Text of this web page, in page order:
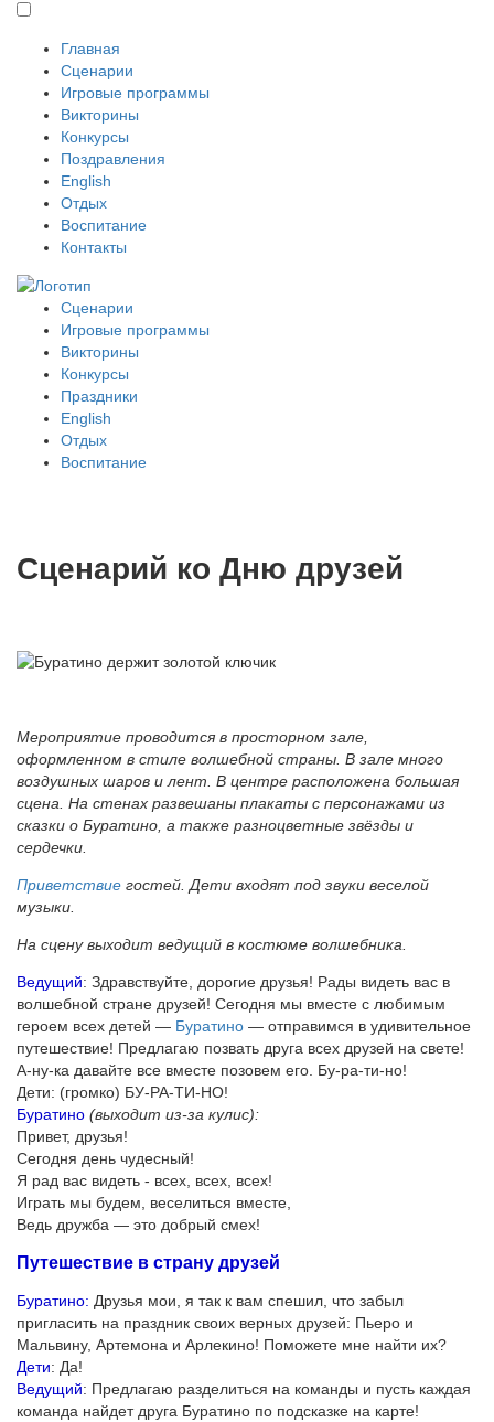
Главная
Сценарии
Игровые программы
Викторины
Конкурсы
Поздравления
English
Отдых
Воспитание
Контакты
Сценарии
Игровые программы
Викторины
Конкурсы
Праздники
English
Отдых
Воспитание
Сценарий ко Дню друзей
Мероприятие проводится в просторном зале,
оформленном в стиле волшебной страны. В зале много
воздушных шаров и лент. В центре расположена большая
сцена. На стенах развешаны плакаты с персонажами из
сказки о Буратино, а также разноцветные звёзды и
сердечки.
Приветствие гостей. Дети входят под звуки веселой
музыки.
На сцену выходит ведущий в костюме волшебника.
Ведущий: Здравствуйте, дорогие друзья! Рады видеть вас в
волшебной стране друзей! Сегодня мы вместе с любимым
героем всех детей — Буратино — отправимся в удивительное
путешествие! Предлагаю позвать друга всех друзей на свете!
А-ну-ка давайте все вместе позовем его. Бу-ра-ти-но!
Дети: (громко) БУ-РА-ТИ-НО!
Буратино (выходит из-за кулис):
Привет, друзья!
Сегодня день чудесный!
Я рад вас видеть - всех, всех, всех!
Играть мы будем, веселиться вместе,
Ведь дружба — это добрый смех!
Путешествие в страну друзей
Буратино: Друзья мои, я так к вам спешил, что забыл
пригласить на праздник своих верных друзей: Пьеро и
Мальвину, Артемона и Арлекино! Поможете мне найти их?
Дети: Да!
Ведущий: Предлагаю разделиться на команды и пусть каждая
команда найдет друга Буратино по подсказке на карте!